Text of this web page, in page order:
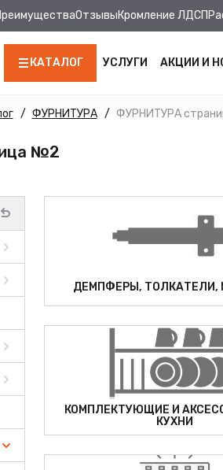
ОтзывыКромление ЛДСП
КАТАЛОГ
ЛДСП
КРОМКА
ПРОФИЛЬ АЛЮМИНИЕВЫЙ
РАСПРОДАЖА
УСЛУГИ АКЦИИ И
ФУРНИТУРА ФУРНИТУРА
№2
ДЕМПФЕРЫ, ТОЛКАТЕЛИ,
КОМПЛЕКТУЮЩИЕ И
КУХНИ